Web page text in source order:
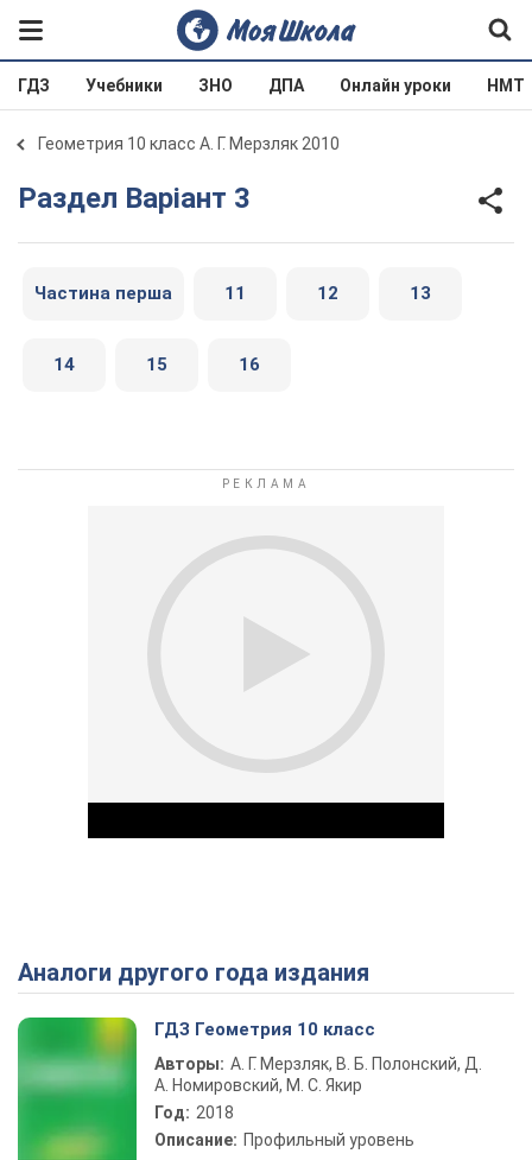
ГДЗ Учебники ЗНО ДПА Онлайн уроки НМТ
Геометрия 10 класс А. Г. Мерзляк 2010
Раздел Варіант 3
Частина перша 11 12 13
14 15 16
Play Video
Аналоги другого года издания
ГДЗ Геометрия 10 класс
Авторы: А. Г. Мерзляк, В. Б. Полонский, Д.
А. Номировский, М. С. Якир
Год: 2018
Описание: Профильный уровень